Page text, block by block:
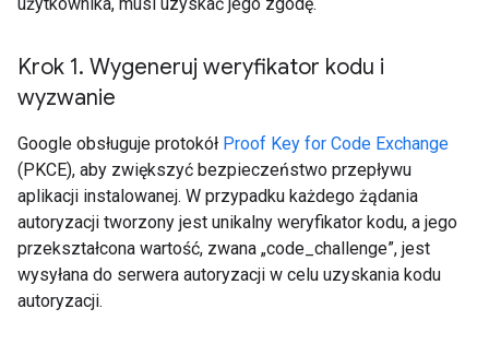
Krok 1. Wygeneruj weryfikator kodu i
wyzwanie
Google obsługuje protokół Proof Key for Code Exchange
(PKCE), aby zwiększyć bezpieczeństwo przepływu
aplikacji instalowanej. W przypadku każdego żądania
autoryzacji tworzony jest unikalny weryfikator kodu, a jego
przekształcona wartość, zwana „code_challenge”, jest
wysyłana do serwera autoryzacji w celu uzyskania kodu
autoryzacji.